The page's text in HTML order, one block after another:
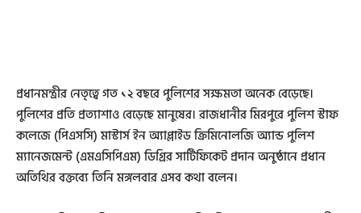
প্রধানমন্ত্রীর নেতৃত্বে গত ১২ বছরে পুলিশের সক্ষমতা অনেক বেড়েছে।
পুলিশের প্রতি প্রত্যাশাও বেড়েছে মানুষের। রাজধানীর মিরপুরে পুলিশ স্টাফ
কলেজে (পিএসসি) মাস্টার্স ইন অ্যাপ্লাইড ক্রিমিনোলজি অ্যান্ড পুলিশ
ম্যানেজমেন্ট (এমএসিপিএম) ডিগ্রির সার্টিফিকেট প্রদান অনুষ্ঠানে প্রধান
অতিথির বক্তব্যে তিনি মঙ্গলবার এসব কথা বলেন।